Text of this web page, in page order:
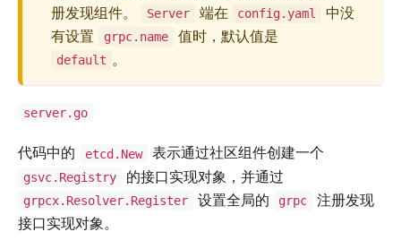
册发现组件。
Server 端在 config.yaml
中没
有设置
grpc.name 值时，默认值是
default 。
server.go
代码中的 etcd.New 表示通过社区组件创建一个
gsvc.Registry 的接口实现对象，并通过
grpcx.Resolver.Register 设置全局的 grpc
注册发现
接口实现对象。